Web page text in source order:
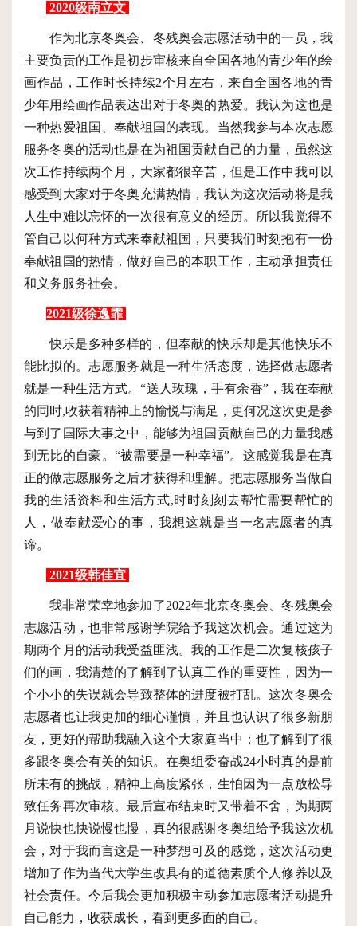
2020级南立文
作为北京冬奥会、冬残奥会志愿活动中的一员，我
主要负责的工作是初步审核来自全国各地的青少年的绘
画作品，工作时长持续2个月左右，来自全国各地的青
少年用绘画作品表达出对于冬奥的热爱。我认为这也是
一种热爱祖国、奉献祖国的表现。当然我参与本次志愿
服务冬奥的活动也是在为祖国贡献自己的力量，虽然这
次工作持续两个月，大家都很辛苦，但是工作中我可以
感受到大家对于冬奥充满热情，我认为这次活动将是我
人生中难以忘怀的一次很有意义的经历。所以我觉得不
管自己以何种方式来奉献祖国，只要我们时刻抱有一份
奉献祖国的热情，做好自己的本职工作，主动承担责任
和义务服务社会。
2021级徐逸霏
快乐是多种多样的，但奉献的快乐却是其他快乐不
能比拟的。志愿服务就是一种生活态度，选择做志愿者
就是一种生活方式。“送人玫瑰，手有余香”，我在奉献
的同时,收获着精神上的愉悦与满足，更何况这次更是参
与到了国际大事之中，能够为祖国贡献自己的力量我感
到无比的自豪。“被需要是一种幸福”。这感觉我是在真
正的做志愿服务之后才获得和理解。把志愿服务当做自
我的生活资料和生活方式,时时刻刻去帮忙需要帮忙的
人，做奉献爱心的事，我想这就是当一名志愿者的真
谛。
2021级韩佳宜
我非常荣幸地参加了2022年北京冬奥会、冬残奥会
志愿活动，也非常感谢学院给予我这次机会。通过这为
期两个月的活动我受益匪浅。我的工作是二次复核孩子
们的画，我清楚的了解到了认真工作的重要性，因为一
个小小的失误就会导致整体的进度被打乱。这次冬奥会
志愿者也让我更加的细心谨慎，并且也认识了很多新朋
友，更好的帮助我融入这个大家庭当中；也了解到了很
多跟冬奥会有关的知识。在奥组委奋战24小时真的是前
所未有的挑战，精神上高度紧张，生怕因为一点放松导
致任务再次审核。最后宣布结束时又带着不舍，为期两
月说快也快说慢也慢，真的很感谢冬奥组给予我这次机
会，对于我而言这是一种梦想可及的感觉，这次活动更
增加了作为当代大学生改具有的道德素质个人修养以及
社会责任。今后我会更加积极主动参加志愿者活动提升
自己能力，收获成长，看到更多面的自己。